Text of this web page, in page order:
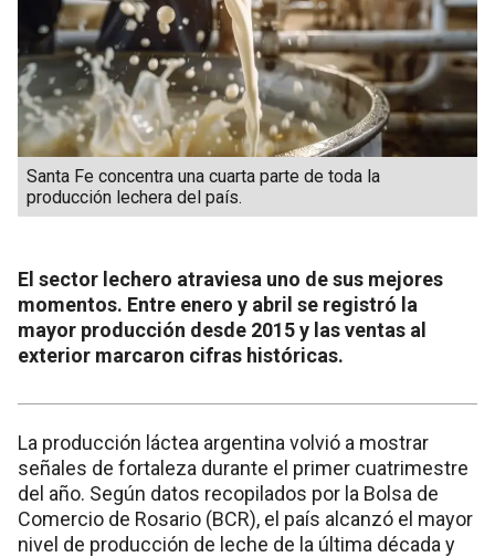
Santa Fe concentra una cuarta parte de toda la
producción lechera del país.
El sector lechero atraviesa uno de sus mejores
momentos. Entre enero y abril se registró la
mayor producción desde 2015 y las ventas al
exterior marcaron cifras históricas.
La producción láctea argentina volvió a mostrar
señales de fortaleza durante el primer cuatrimestre
del año. Según datos recopilados por la Bolsa de
Comercio de Rosario (BCR), el país alcanzó el mayor
nivel de producción de leche de la última década y